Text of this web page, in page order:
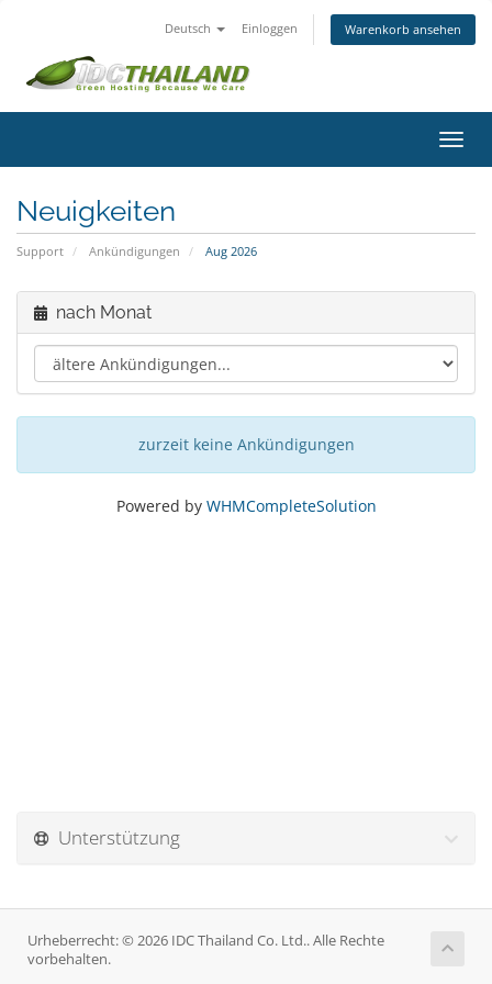
Deutsch Einloggen Warenkorb ansehen
ein-/
Neuigkeiten
Support Ankündigungen Aug 2026
nach Monat
zurzeit keine Ankündigungen
Powered by WHMCompleteSolution
Unterstützung
Urheberrecht: © 2026 IDC Thailand Co. Ltd.. Alle Rechte
vorbehalten.